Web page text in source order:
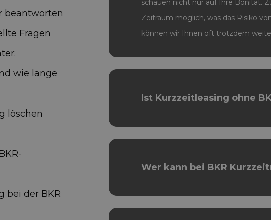
beantworten
Fragen
wie lange
löschen
bei der BKR
schauen nicht nur auf Ihre Bonität.
Zeitraum möglich, was das Risiko
können wir Ihnen oft trotzdem
Ist Kurzzeitleasing ohne
Wer kann bei BKR